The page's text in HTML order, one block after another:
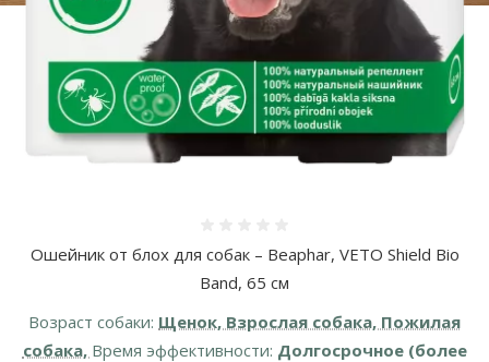
Ошейник от блох для собак – Beaphar, VETO Shield Bio
Band, 65 см
Возраст собаки: Щенок, Взрослая собака, Пожилая
собака, Время эффективности: Долгосрочное (более